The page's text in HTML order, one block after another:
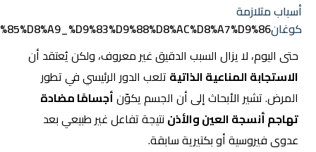
أسباب متلازمة
كوغان
حتى اليوم، لا يزال السبب الدقيق غير معروف، ولكن يُعتقد أن
الاستجابة المناعية الذاتية تلعب الدور الرئيسي في تطور
المرض. تشير الأبحاث إلى أن الجسم يكوّنأجسامًا مضادة
تهاجم أنسجة العين والأذن نتيجة تفاعل غير طبيعي بعد
عدوى فيروسية أو بكتيرية سابقة.